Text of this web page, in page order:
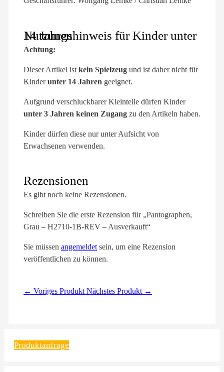
Nutzungshinweis für Kinder unter 14 Jahren
Achtung:
Dieser Artikel ist kein Spielzeug und ist daher nicht für
Kinderunter 14 Jahren geeignet.
Aufgrund verschluckbarer Kleinteile dürfen Kinder
unter 3 Jahren keinen Zugang zu den Artikeln haben.
Kinder dürfen diese nur unter Aufsicht von
Erwachsenen verwenden.
Rezensionen
Es gibt noch keine Rezensionen.
Schreiben Sie die erste Rezension für „Pantographen,
Grau – H2710-1B-REV – Ausverkauft“
Sie müssen angemeldet sein, um eine Rezension
veröffentlichen zu können.
← Voriges Produkt Nächstes Produkt →
Produktanfrage